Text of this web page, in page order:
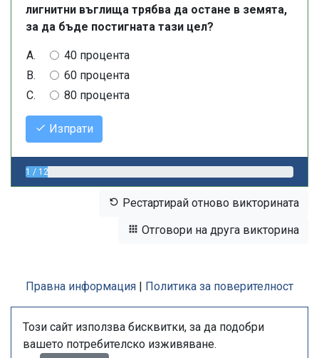
лигнитни въглища трябва да остане в земята,
за да бъде постигната тази цел?
40 процента
60 процента
80 процента
Изпрати
1 / 12
Рестартирай отново викторината
Отговори на друга викторина
Правна информация | Политика за поверителност
Този сайт използва бисквитки, за да подобри
вашето потребителско изживяване.